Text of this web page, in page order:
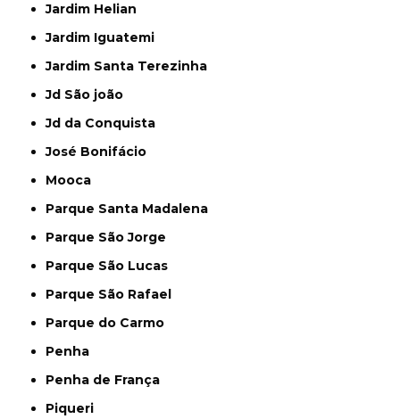
Jardim Helian
Jardim Iguatemi
Jardim Santa Terezinha
Jd São joão
Jd da Conquista
José Bonifácio
Mooca
Parque Santa Madalena
Parque São Jorge
Parque São Lucas
Parque São Rafael
Parque do Carmo
Penha
Penha de França
Piqueri